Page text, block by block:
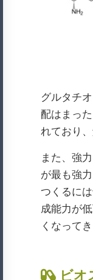
グルタチ
配はまっ
れており
また、強
が最も強
つくるに
成能力が
くなって
ビオ